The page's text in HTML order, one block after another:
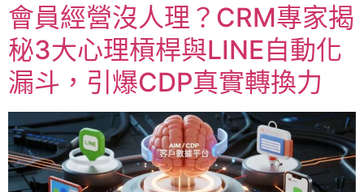
會員經營沒人理？CRM專家揭
秘3大心理槓桿與LINE自動化
漏斗，引爆CDP真實轉換力